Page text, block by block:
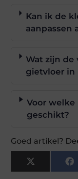
Kan ik de
aanpassen
Wat zijn de
gietvloer in
Voor
geschikt?
Goed artikel?
X
(Twitter)